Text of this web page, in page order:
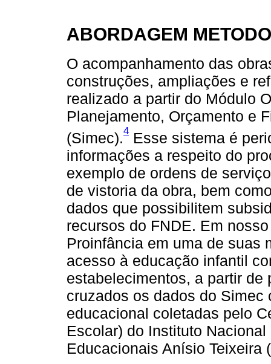
ABORDAGEM
O acompanhamento das
construções, ampliações e
realizado a partir do Módulo
Planejamento, Orçamento e
(Simec).4 Esse sistema é
informações a respeito do
exemplo de ordens de
de vistoria da obra, bem
dados que possibilitem
recursos do FNDE. Em
Proinfância em uma de suas
acesso à educação infantil
estabelecimentos, a partir de
cruzados os dados do
educacional coletadas pelo
Escolar) do Instituto
Educacionais Anísio Teixeira